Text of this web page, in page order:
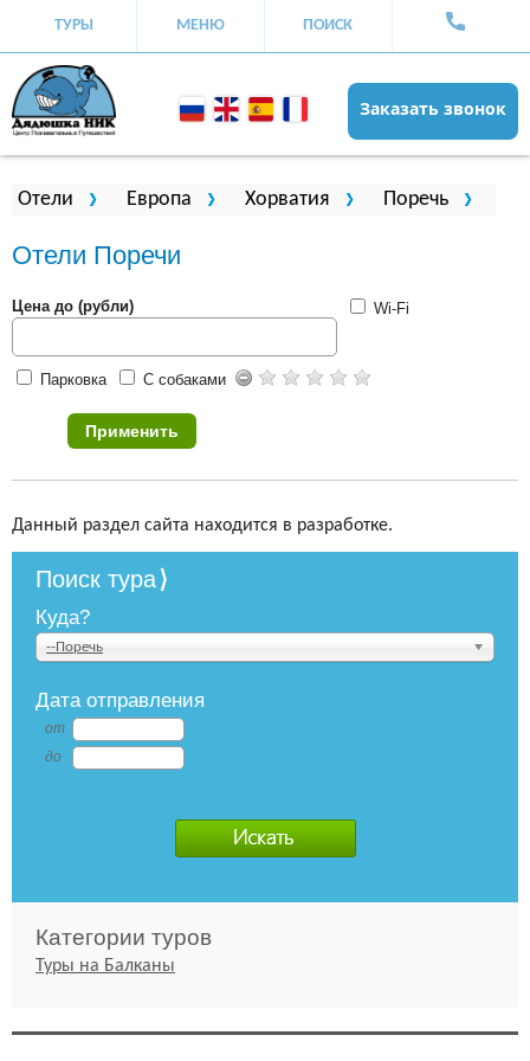
ТУРЫ МЕНЮ ПОИСК
Заказать звонок
Вы здесь
Отели Европа Хорватия Поречь
Отели Поречи
Цена до (рубли) Wi-Fi
Парковка С собаками
Данный раздел сайта находится в разработке.
Поиск тура
Куда?
--Поречь
Дата отправления
от
до
Категории туров
Туры на Балканы